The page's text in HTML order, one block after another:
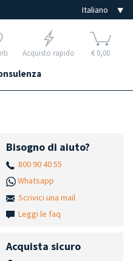
Acquisto rapido € 0,00
Bisogno di aiuto?
800 90 40 55
Whatsapp
Scrivici una mail
Leggi le faq
Acquista sicuro